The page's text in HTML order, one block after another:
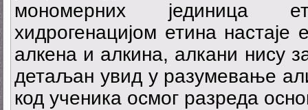
мономерних јединица
хидрогенацијом етина
алкена и алкина, алкани нису
детаљан увид у разумевање
код ученика осмог разреда